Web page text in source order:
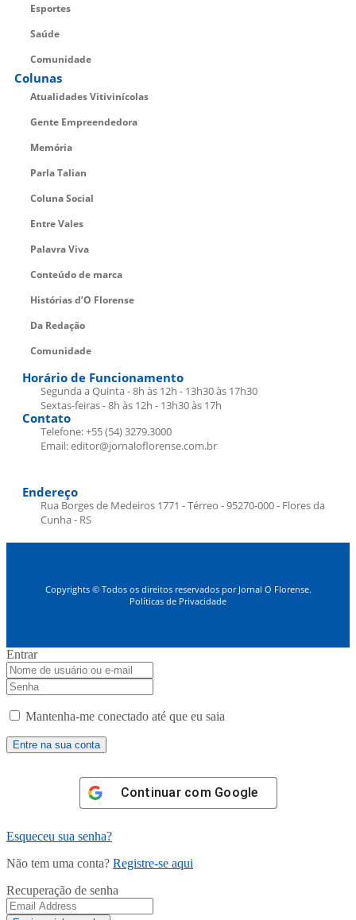
Esportes
Saúde
Comunidade
Colunas
Atualidades Vitivinícolas
Gente Empreendedora
Memória
Parla Talian
Coluna Social
Entre Vales
Palavra Viva
Conteúdo de marca
Histórias d’O Florense
Da Redação
Comunidade
Horário de Funcionamento
Segunda a Quinta - 8h às 12h - 13h30 às 17h30
Sextas-feiras - 8h às 12h - 13h30 às 17h
Contato
Telefone: +55 (54) 3279.3000
Email: editor@jornaloflorense.com.br
Endereço
Rua Borges de Medeiros 1771 - Térreo - 95270-000 - Flores da
Cunha - RS
Copyrights © Todos os direitos reservados por Jornal O Florense.
Políticas de Privacidade
Entrar
Mantenha-me conectado até que eu saia
Continuar com Google
Esqueceu sua senha?
Não tem uma conta? Registre-se aqui
Recuperação de senha